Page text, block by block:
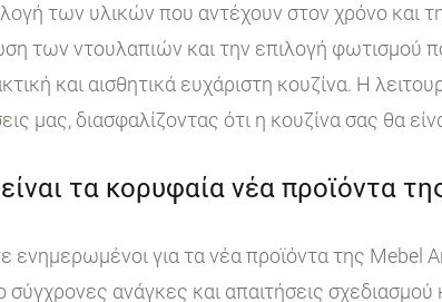
των υλικών που αντέχουν στον χρόνο και
των ντουλαπιών και την επιλογή φωτισμού
και αισθητικά ευχάριστη κουζίνα. Η
μας, διασφαλίζοντας ότι η κουζίνα σας θα
τα κορυφαία νέα προϊόντα
ενημερωμένοι για τα νέα προϊόντα της Mebel
σύγχρονες ανάγκες και απαιτήσεις